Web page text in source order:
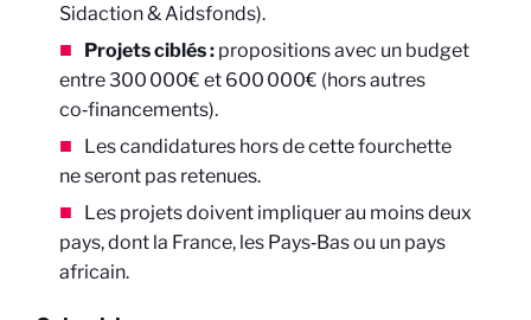
Sidaction & Aidsfonds).
Projets ciblés : propositions avec un budget
entre 300 000€ et 600 000€ (hors autres
co‑financements).
Les candidatures hors de cette fourchette
ne seront pas retenues.
Les projets doivent impliquer au moins deux
pays, dont la France, les Pays‑Bas ou un pays
africain.